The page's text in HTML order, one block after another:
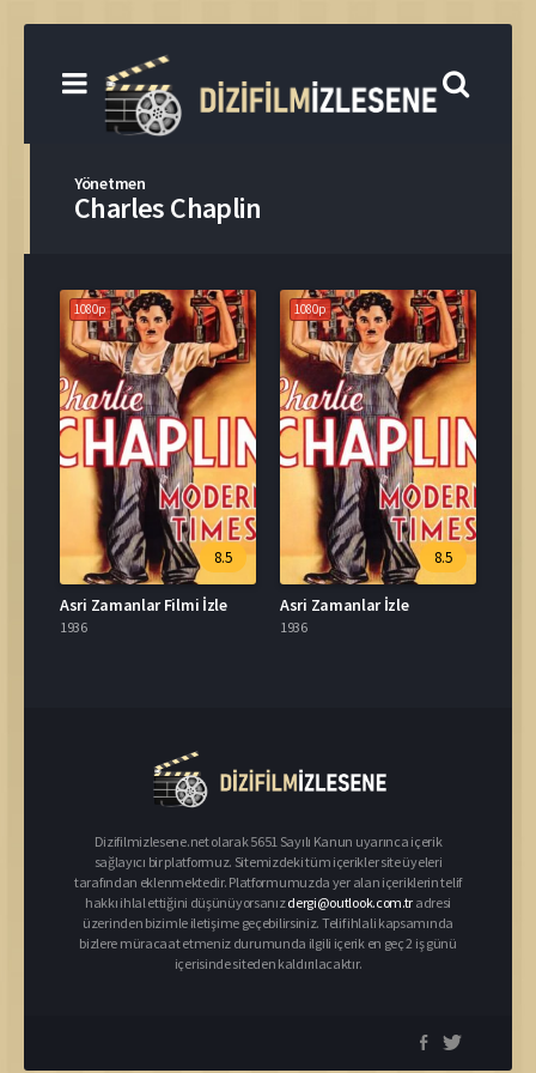
Yönetmen
Charles Chaplin
1080p
8.5
Asri Zamanlar Filmi İzle
1936
1080p
8.5
Asri Zamanlar İzle
1936
Dizifilmizlesene.net olarak 5651 Sayılı Kanun uyarınca içerik
sağlayıcı bir platformuz. Sitemizdeki tüm içerikler site üyeleri
tarafından eklenmektedir. Platformumuzda yer alan içeriklerin telif
hakkı ihlal ettiğini düşünüyorsanızdergi@outlook.com.tr adresi
üzerinden bizimle iletişime geçebilirsiniz. Telif ihlali kapsamında
bizlere müracaat etmeniz durumunda ilgili içerik en geç 2 iş günü
içerisinde siteden kaldırılacaktır.